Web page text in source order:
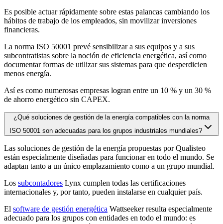
Es posible actuar rápidamente sobre estas palancas cambiando los
hábitos de trabajo de los empleados, sin movilizar inversiones
financieras.
La norma ISO 50001 prevé sensibilizar a sus equipos y a sus
subcontratistas sobre la noción de eficiencia energética, así como
documentar formas de utilizar sus sistemas para que desperdicien
menos energía.
Así es como numerosas empresas logran entre un 10 % y un 30 %
de ahorro energético sin CAPEX.
¿Qué soluciones de gestión de la energía compatibles con la norma
ISO 50001 son adecuadas para los grupos industriales mundiales?
Las soluciones de gestión de la energía propuestas por Qualisteo
están especialmente diseñadas para funcionar en todo el mundo. Se
adaptan tanto a un único emplazamiento como a un grupo mundial.
Los subcontadores Lynx cumplen todas las certificaciones
internacionales y, por tanto, pueden instalarse en cualquier país.
El software de gestión energética Wattseeker resulta especialmente
adecuado para los grupos con entidades en todo el mundo: es